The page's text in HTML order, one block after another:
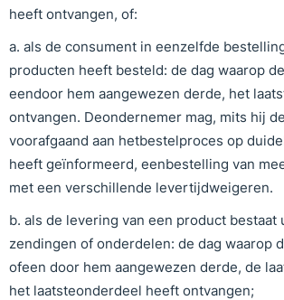
heeft ontvangen, of:
a. als de consument in eenzelfde
producten heeft besteld: de dag waarop
eendoor hem aangewezen derde, het
ontvangen. Deondernemer mag, mits hij
voorafgaand aan hetbestelproces op
heeft geïnformeerd, eenbestelling van
met een verschillende levertijdweigeren.
b. als de levering van een product bestaat
zendingen of onderdelen: de dag waarop
ofeen door hem aangewezen derde, de
het laatsteonderdeel heeft ontvangen;